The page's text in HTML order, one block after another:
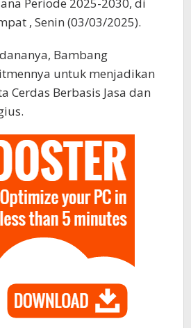
Periode 2025-2030, di
, Senin (03/03/2025).
Bambang
untuk menjadikan
Cerdas Berbasis Jasa dan